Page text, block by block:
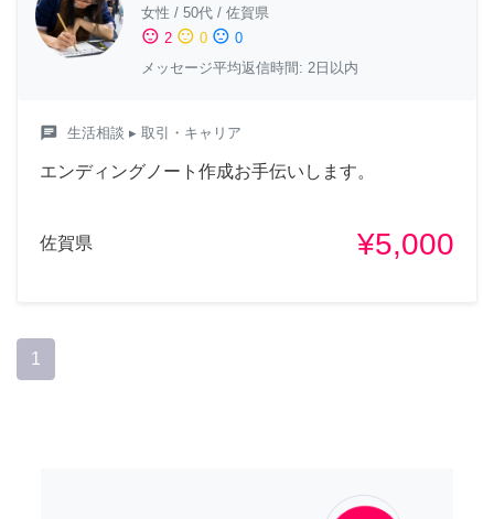
女性 / 50代 / 佐賀県
sentiment_satisfied 2 sentiment_neutral 0 sentiment_dissatisfied 0
メッセージ平均返信時間: 2日以内
chat 生活相談 ▸ 取引・キャリア
エンディングノート作成お手伝いします。
佐賀県 ¥5,000
1